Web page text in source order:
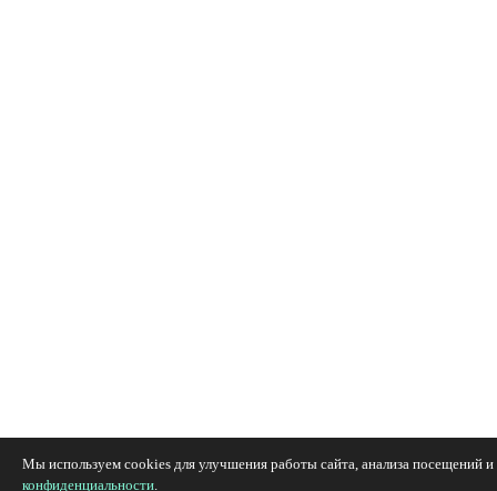
Мы используем cookies для улучшения работы сайта, анализа посещений
конфиденциальности.